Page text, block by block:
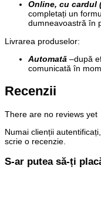
Online, cu cardul
completați un
dumneavoastră în
Livrarea produselor:
Automată –după
comunicată în
Recenzii
There are no reviews yet
Numai clienții
scrie o recenzie.
S-ar putea să-ți